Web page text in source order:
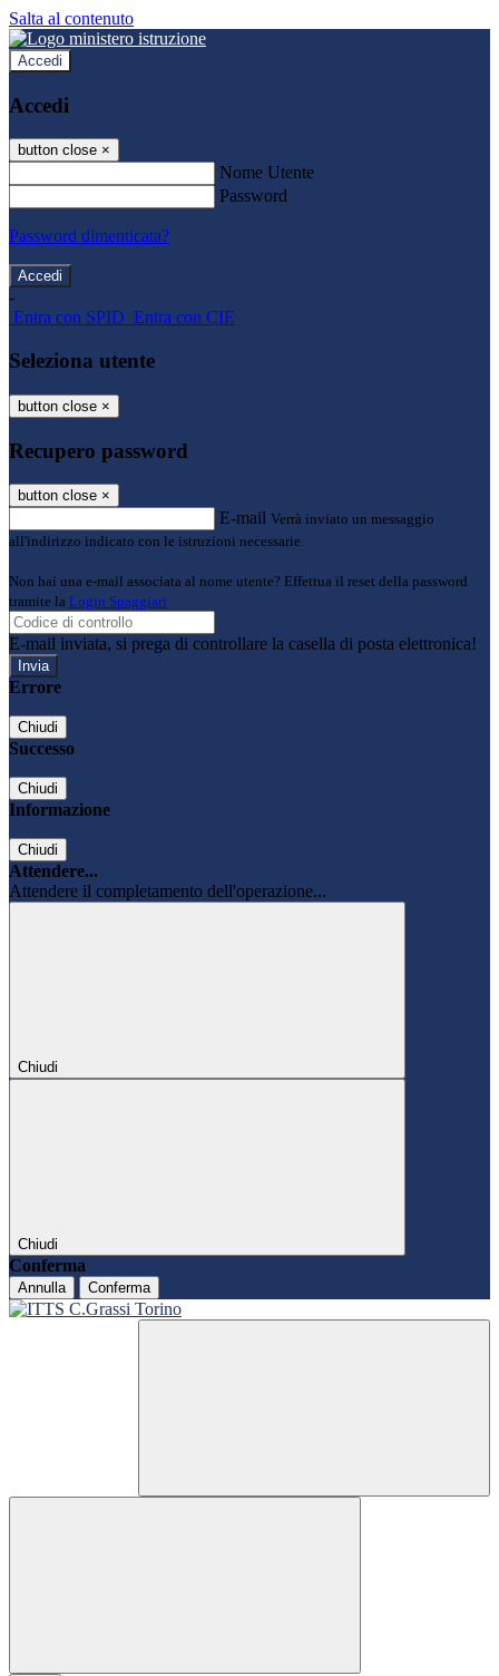
Salta al contenuto
Accedi
Accedi
button close ×
Nome Utente
Password
Password dimenticata?
-
Entra con SPID Entra con CIE
Seleziona utente
button close ×
Recupero password
button close ×
E-mail Verrà inviato un messaggio
all'indirizzo indicato con le istruzioni necessarie.
Non hai una e-mail associata al nome utente? Effettua il reset della password
tramite la Login Spaggiari
E-mail inviata, si prega di controllare la casella di posta elettronica!
Errore
Chiudi
Successo
Chiudi
Informazione
Chiudi
Attendere...
Attendere il completamento dell'operazione...
Chiudi
Chiudi
Conferma
Annulla Conferma